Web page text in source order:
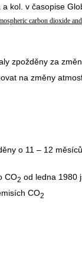
kol. v časopise
carbon dioxide
zpožděny za
na změny
o 11 – 12
CO2 od ledna 1980
CO2